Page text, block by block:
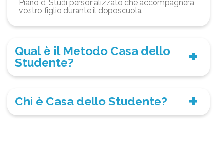
Piano di Studi personalizzato che accompagnerà
vostro figlio durante il doposcuola.
Qual è il Metodo Casa dello
Studente?
Chi è Casa dello Studente?